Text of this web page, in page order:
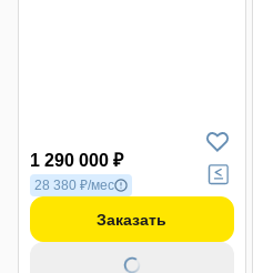
1 290 000 ₽
28 380 ₽/мес
Заказать